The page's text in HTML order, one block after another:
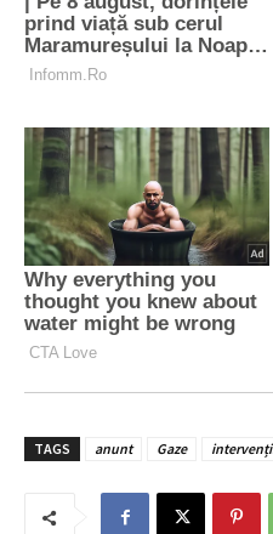
TAGS anunt Gaze